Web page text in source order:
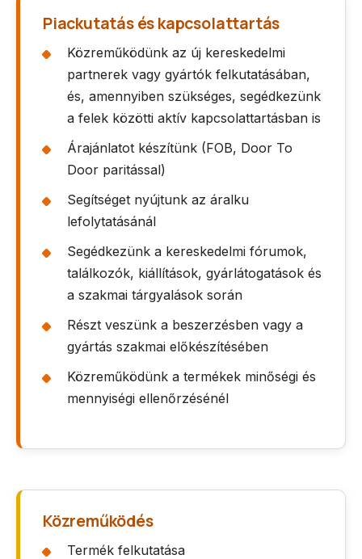
Piackutatás és kapcsolattartás
Közreműködünk az új kereskedelmi
partnerek vagy gyártók felkutatásában,
és, amennyiben szükséges, segédkezünk
a felek közötti aktív kapcsolattartásban is
Árajánlatot készítünk (FOB, Door To
Door paritással)
Segítséget nyújtunk az áralku
lefolytatásánál
Segédkezünk a kereskedelmi fórumok,
találkozók, kiállítások, gyárlátogatások és
a szakmai tárgyalások során
Részt veszünk a beszerzésben vagy a
gyártás szakmai előkészítésében
Közreműködünk a termékek minőségi és
mennyiségi ellenőrzésénél
Közreműködés
Termék felkutatása